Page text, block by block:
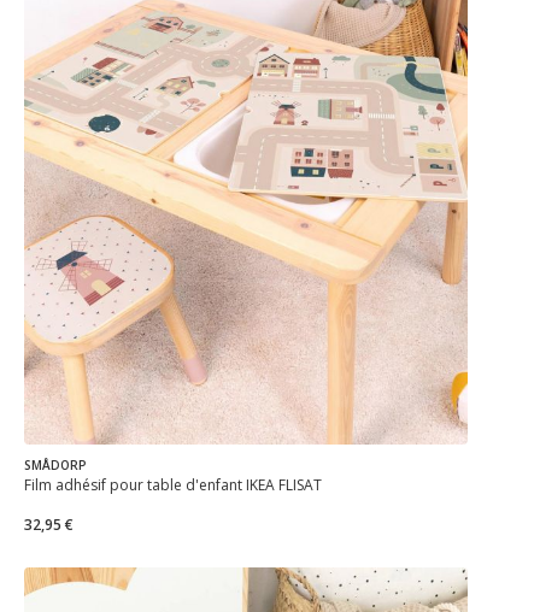
SMÅDORP
Film adhésif pour table d'enfant IKEA FLISAT
32,95 €